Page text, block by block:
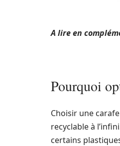
A lire en
Pourquoi
Choisir une
recyclable à
certains